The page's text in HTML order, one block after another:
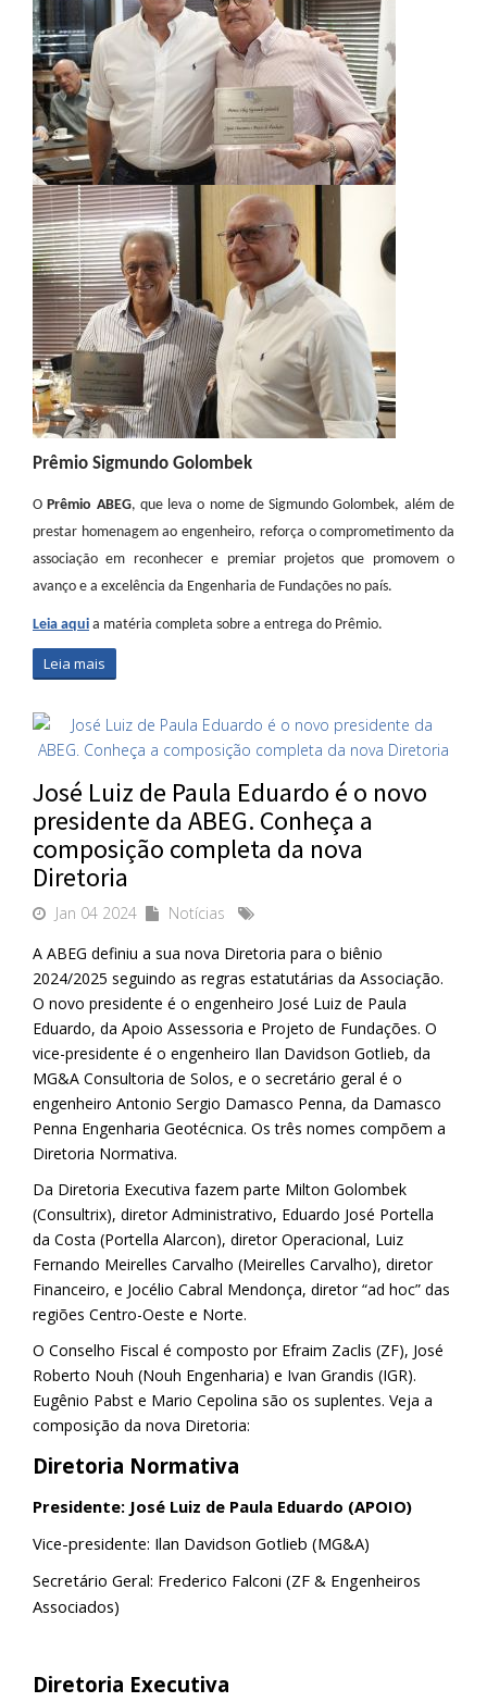
Prêmio Sigmundo Golombek
OPrêmio ABEG, que leva o nome de Sigmundo Golombek, além de
prestar homenagem ao engenheiro, reforça o comprometimento da
associação em reconhecer e premiar projetos que promovem o
avanço e a excelência da Engenharia de Fundações no país.
Leia aqui a matéria completa sobre a entrega do Prêmio.
Leia mais
José Luiz de Paula Eduardo é o novo
presidente da ABEG. Conheça a
composição completa da nova
Diretoria
Jan 04 2024
Notícias
A ABEG definiu a sua nova Diretoria para o biênio
2024/2025 seguindo as regras estatutárias da Associação.
O novo presidente é o engenheiro José Luiz de Paula
Eduardo, da Apoio Assessoria e Projeto de Fundações. O
vice-presidente é o engenheiro Ilan Davidson Gotlieb, da
MG&A Consultoria de Solos, e o secretário geral é o
engenheiro Antonio Sergio Damasco Penna, da Damasco
Penna Engenharia Geotécnica. Os três nomes compõem a
Diretoria Normativa.
Da Diretoria Executiva fazem parte Milton Golombek
(Consultrix), diretor Administrativo, Eduardo José Portella
da Costa (Portella Alarcon), diretor Operacional, Luiz
Fernando Meirelles Carvalho (Meirelles Carvalho), diretor
Financeiro, e Jocélio Cabral Mendonça, diretor “ad hoc” das
regiões Centro-Oeste e Norte.
O Conselho Fiscal é composto por Efraim Zaclis (ZF), José
Roberto Nouh (Nouh Engenharia) e Ivan Grandis (IGR).
Eugênio Pabst e Mario Cepolina são os suplentes. Veja a
composição da nova Diretoria:
Diretoria Normativa
Presidente: José Luiz de Paula Eduardo (APOIO)
Vice-presidente: Ilan Davidson Gotlieb (MG&A)
Secretário Geral: Frederico Falconi (ZF & Engenheiros
Associados)
Diretoria Executiva